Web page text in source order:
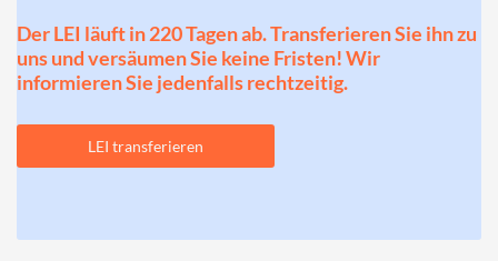
Der LEI läuft in 220 Tagen ab. Transferieren Sie ihn zu
uns und versäumen Sie keine Fristen! Wir
informieren Sie jedenfalls rechtzeitig.
LEI transferieren